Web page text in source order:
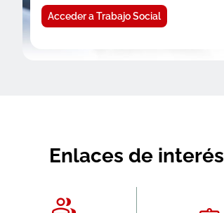
Acceder a Trabajo Social
Enlaces de interés